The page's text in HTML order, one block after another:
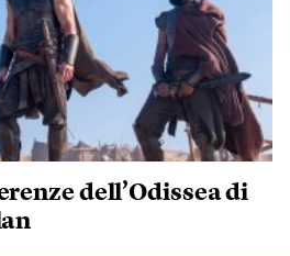
dell’Odissea di